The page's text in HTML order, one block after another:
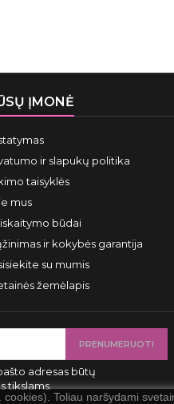
ĮMONĖ
ir slapukų politika
taisyklės
mus
būdai
ir kokybės garantija
su mumis
žemėlapis
Toliau naršydami
adresas būtų
tikslams.